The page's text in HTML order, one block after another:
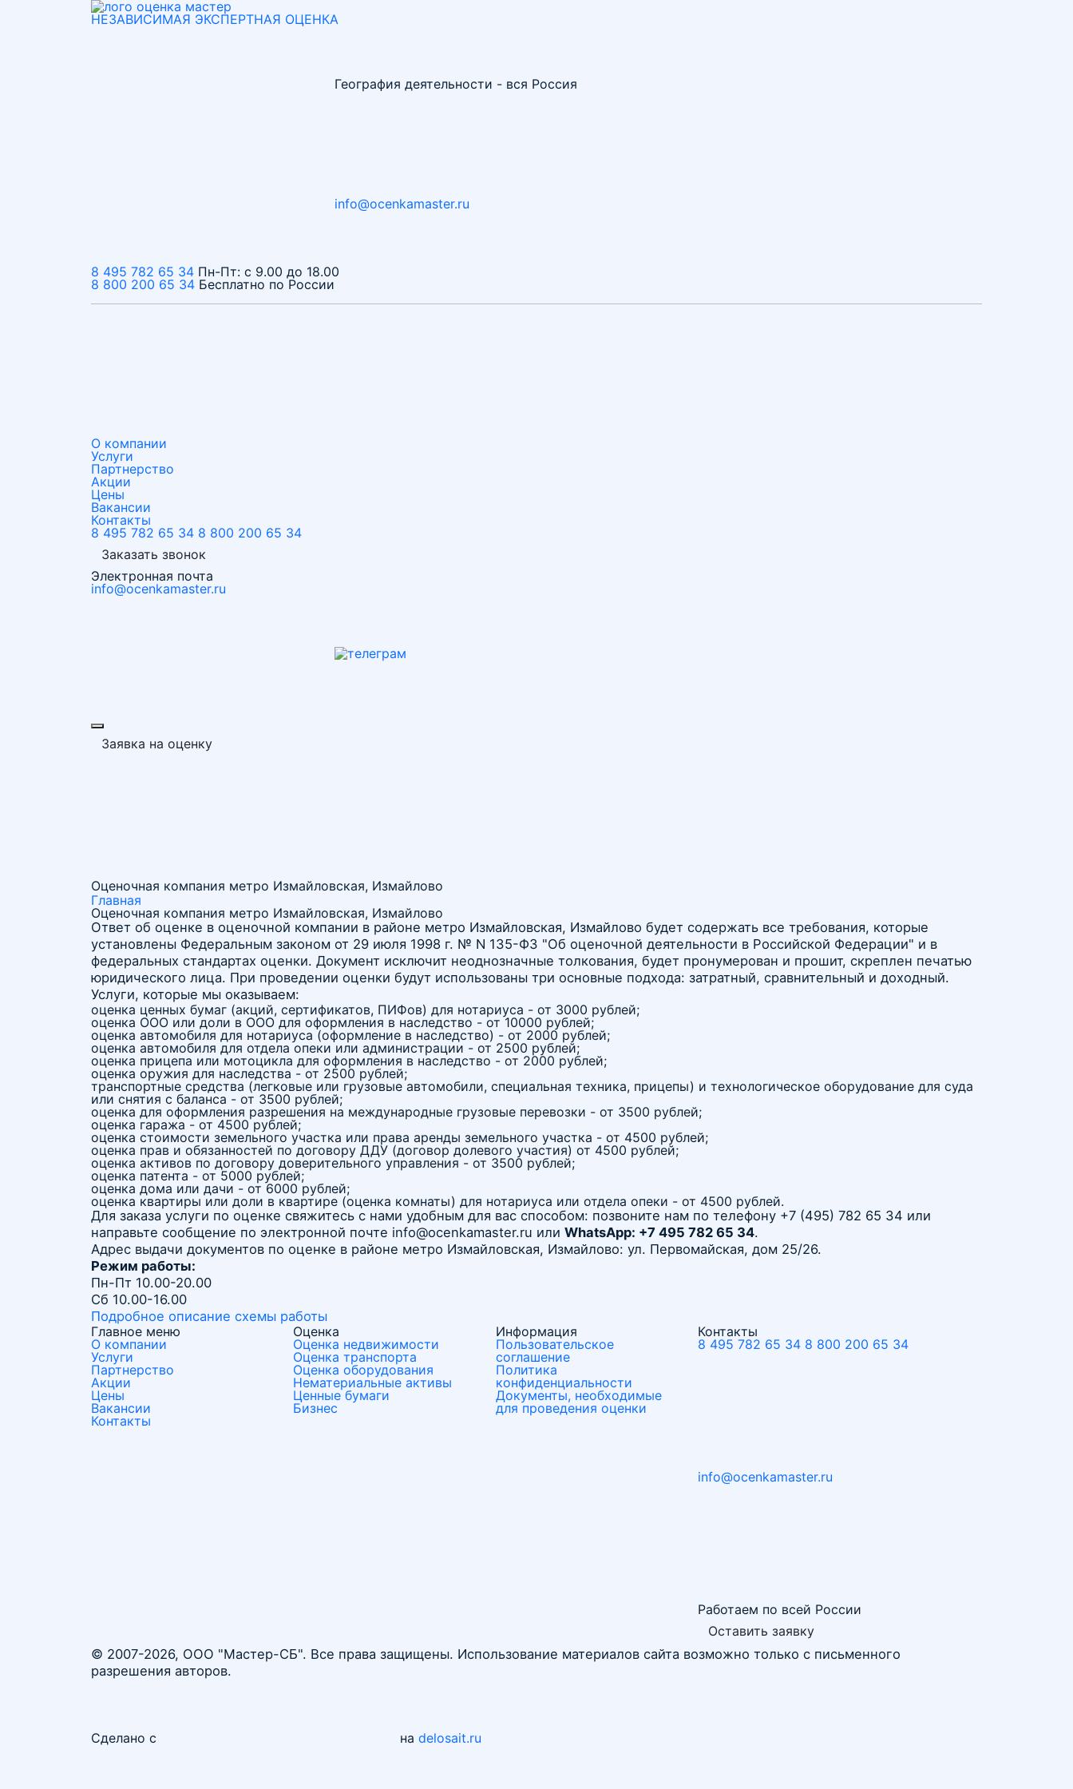
НЕЗАВИСИМАЯ ЭКСПЕРТНАЯ ОЦЕНКА
География деятельности - вся Россия
info@ocenkamaster.ru
8 495 782 65 34 Пн-Пт: с 9.00 до 18.00
8 800 200 65 34 Бесплатно по России
О компании
Услуги
Партнерство
Акции
Цены
Вакансии
Контакты
8 495 782 65 34 8 800 200 65 34
Заказать звонок
Электронная почта
info@ocenkamaster.ru
Заявка на оценку
Оценочная компания метро Измайловская, Измайлово
Главная
Оценочная компания метро Измайловская, Измайлово
Ответ об оценке в оценочной компании в районе метро Измайловская, Измайлово будет содержать все требования, которые
установлены Федеральным законом от 29 июля 1998 г. № N 135-ФЗ "Об оценочной деятельности в Российской Федерации" и в
федеральных стандартах оценки. Документ исключит неоднозначные толкования, будет пронумерован и прошит, скреплен печатью
юридического лица. При проведении оценки будут использованы три основные подхода: затратный, сравнительный и доходный.
Услуги, которые мы оказываем:
оценка ценных бумаг (акций, сертификатов, ПИФов) для нотариуса - от 3000 рублей;
оценка ООО или доли в ООО для оформления в наследство - от 10000 рублей;
оценка автомобиля для нотариуса (оформление в наследство) - от 2000 рублей;
оценка автомобиля для отдела опеки или администрации - от 2500 рублей;
оценка прицепа или мотоцикла для оформления в наследство - от 2000 рублей;
оценка оружия для наследства - от 2500 рублей;
транспортные средства (легковые или грузовые автомобили, специальная техника, прицепы) и технологическое оборудование для суда
или снятия с баланса - от 3500 рублей;
оценка для оформления разрешения на международные грузовые перевозки - от 3500 рублей;
оценка гаража - от 4500 рублей;
оценка стоимости земельного участка или права аренды земельного участка - от 4500 рублей;
оценка прав и обязанностей по договору ДДУ (договор долевого участия) от 4500 рублей;
оценка активов по договору доверительного управления - от 3500 рублей;
оценка патента - от 5000 рублей;
оценка дома или дачи - от 6000 рублей;
оценка квартиры или доли в квартире (оценка комнаты) для нотариуса или отдела опеки - от 4500 рублей.
Для заказа услуги по оценке свяжитесь с нами удобным для вас способом: позвоните нам по телефону +7 (495) 782 65 34 или
направьте сообщение по электронной почте info@ocenkamaster.ru или WhatsApp: +7 495 782 65 34.
Адрес выдачи документов по оценке в районе метро Измайловская, Измайлово: ул. Первомайская, дом 25/26.
Режим работы:
Пн-Пт 10.00-20.00
Сб 10.00-16.00
Подробное описание схемы работы
Главное меню
О компании
Услуги
Партнерство
Акции
Цены
Вакансии
Контакты
Оценка
Оценка недвижимости
Оценка транспорта
Оценка оборудования
Нематериальные активы
Ценные бумаги
Бизнес
Информация
Пользовательское
соглашение
Политика
конфиденциальности
Документы, необходимые
для проведения оценки
Контакты
8 495 782 65 34 8 800 200 65 34
info@ocenkamaster.ru
Работаем по всей России
Оставить заявку
© 2007-2026, ООО "Мастер-СБ". Все права защищены. Использование материалов сайта возможно только с письменного
разрешения авторов.
Сделано с на delosait.ru